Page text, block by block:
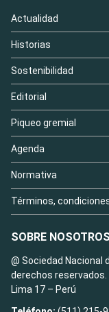
Actualidad
Historias
Sostenibilidad
Editorial
Piqueo gremial
Agenda
Normativa
Términos,
SOBRE NOSOTROS
@ Sociedad Nacional
derechos reservados.
Lima 17 – Perú